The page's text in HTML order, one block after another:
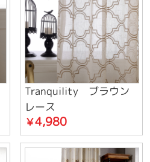
Tranquility ブラウン
レース
￥4,980